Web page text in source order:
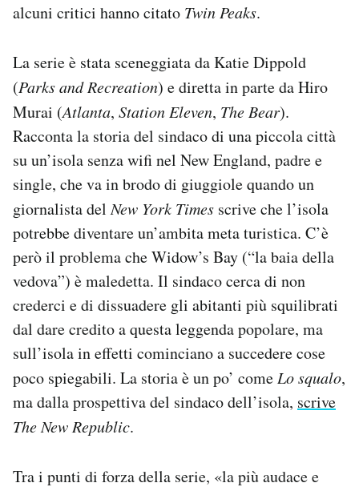
alcuni critici hanno citato Twin Peaks.
La serie è stata sceneggiata da Katie Dippold
(Parks and Recreation) e diretta in parte da Hiro
Murai (Atlanta, Station Eleven, The Bear).
Racconta la storia del sindaco di una piccola città
su un’isola senza wifi nel New England, padre e
single, che va in brodo di giuggiole quando un
giornalista delNew York Times scrive che l’isola
potrebbe diventare un’ambita meta turistica. C’è
però il problema che Widow’s Bay (“la baia della
vedova”) è maledetta. Il sindaco cerca di non
crederci e di dissuadere gli abitanti più squilibrati
dal dare credito a questa leggenda popolare, ma
sull’isola in effetti cominciano a succedere cose
poco spiegabili. La storia è un po’ come Lo squalo,
ma dalla prospettiva del sindaco dell’isola, scrive
The New Republic.
Tra i punti di forza della serie, «la più audace e